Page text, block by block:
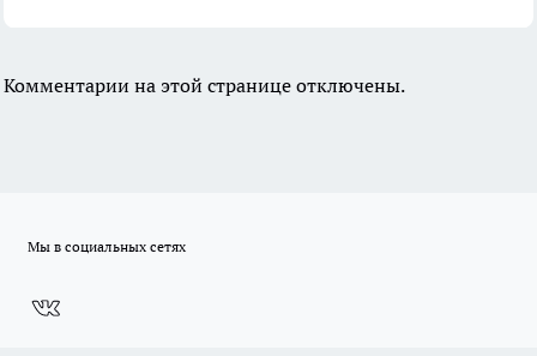
Комментарии на этой странице отключены.
Мы в социальных сетях